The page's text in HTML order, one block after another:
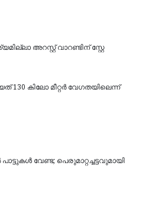
അറസ്റ്റ് വാറണ്ടിന് സ്റ്റേ
130 കിലോ മീറ്റർ വേഗതയിലെന്ന്
വേണ്ട; പെരുമാറ്റച്ചട്ടവുമായി